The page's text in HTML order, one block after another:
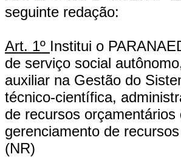
seguinte redação:
Art. 1º Institui o
de serviço social
auxiliar na Gestão do
técnico-científica,
de recursos
gerenciamento de
(NR)